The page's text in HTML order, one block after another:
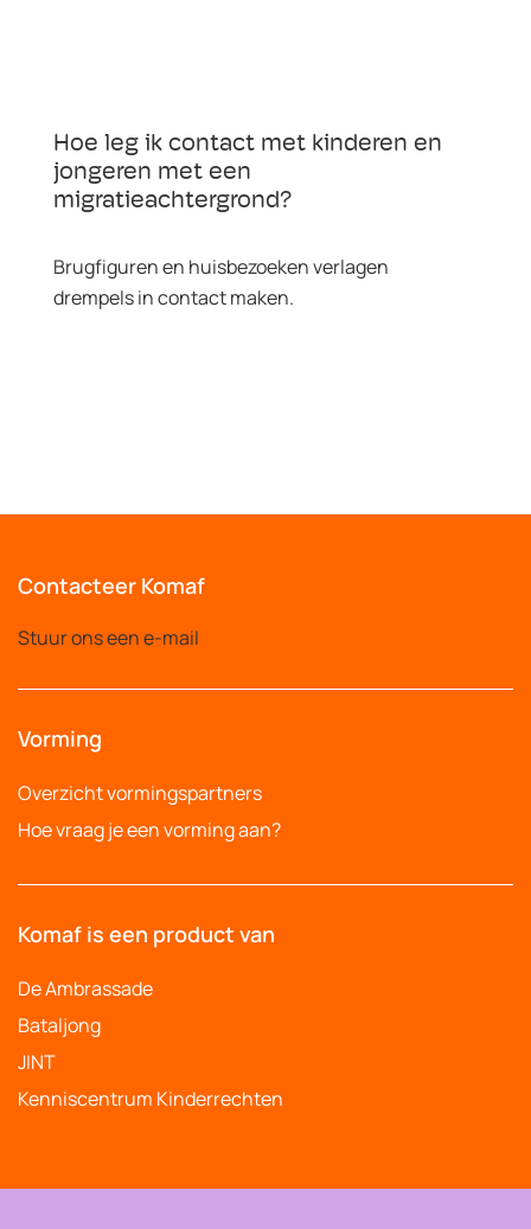
Hoe leg ik contact met kinderen en
jongeren met een
migratieachtergrond?
Brugfiguren en huisbezoeken verlagen
drempels in contact maken.
Contacteer Komaf
Stuur ons een e-mail
Vorming
Overzicht vormingspartners
Hoe vraag je een vorming aan?
Komaf is een product van
De Ambrassade
Bataljong
JINT
Kenniscentrum Kinderrechten